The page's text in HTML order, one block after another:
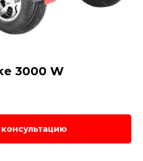
3000 W
консультацию